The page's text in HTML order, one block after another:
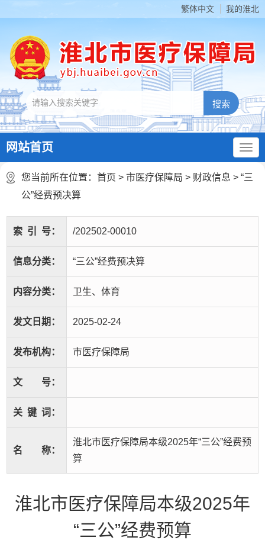
繁体中文 我的淮北
网站首页
您当前所在位置： 首页 > 市医疗保障局 > 财政信息 > “三
公”经费预决算
索 引 号： /202502-00010
信息分类： “三公”经费预决算
内容分类： 卫生、体育
发文日期： 2025-02-24
发布机构： 市医疗保障局
文 号：
关 键 词：
名 称：
淮北市医疗保障局本级2025年“三公”经费预
算
淮北市医疗保障局本级2025年
“三公”经费预算